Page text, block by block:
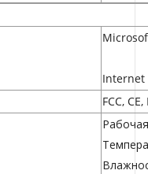
Internet
FCC,